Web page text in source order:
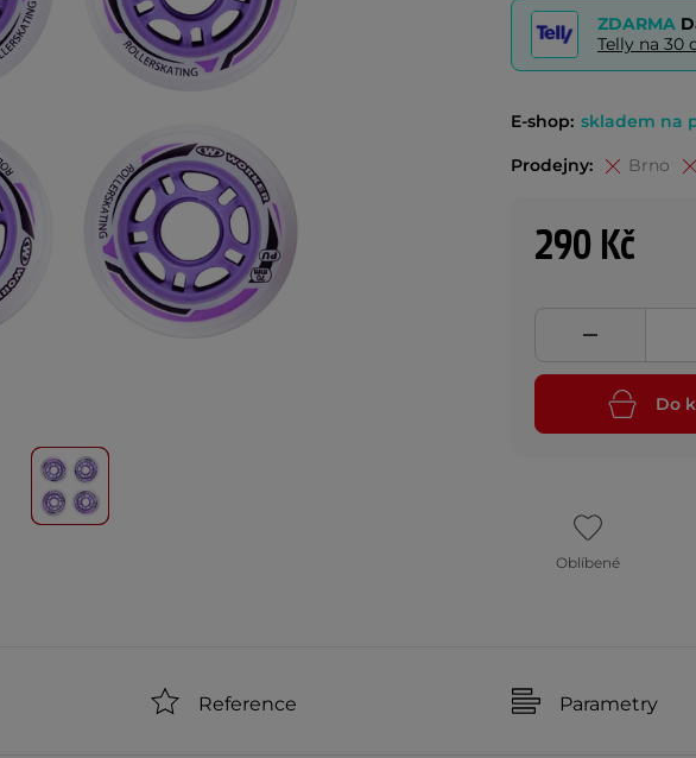
ZDARMA
Telly na 30
E-shop: skladem na
Prodejny: Brno
290 Kč
Do
Oblíbené
Reference Parametry